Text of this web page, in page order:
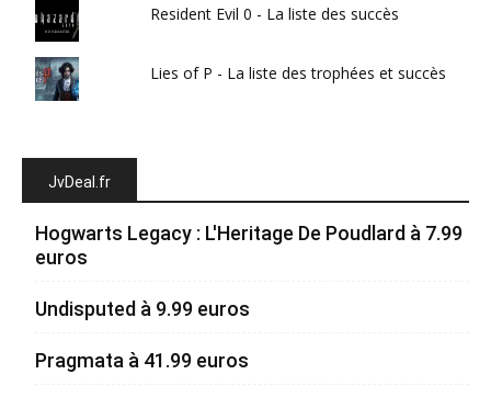
Resident Evil 0 - La liste des succès
Lies of P - La liste des trophées et succès
JvDeal.fr
Hogwarts Legacy : L'Heritage De Poudlard à 7.99
euros
Undisputed à 9.99 euros
Pragmata à 41.99 euros